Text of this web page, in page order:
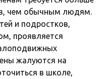
чем обычным людям.
и подростков,
проявляется
жалуются на
в школе,